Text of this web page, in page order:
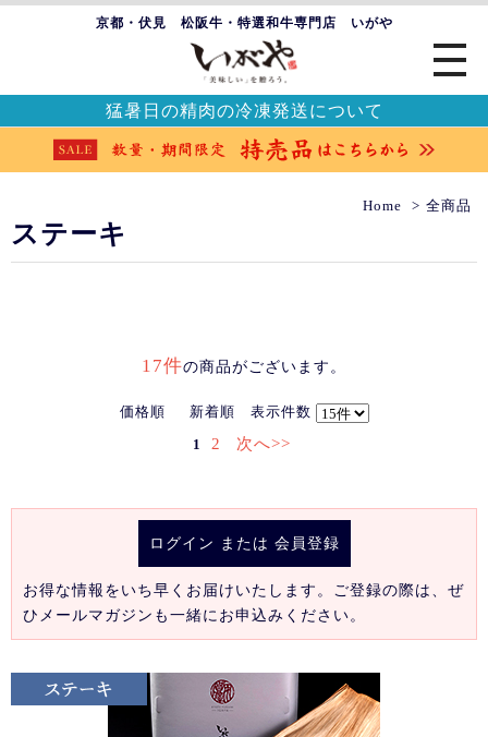
京都・伏見 松阪牛・特選和牛専門店 いがや
猛暑日の精肉の冷凍発送について
Home 全商品
ステーキ
17件の商品がございます。
価格順 新着順 表示件数
1 2 次へ>>
ログイン または 会員登録
お得な情報をいち早くお届けいたします。ご登録の際は、ぜ
ひメールマガジンも一緒にお申込みください。